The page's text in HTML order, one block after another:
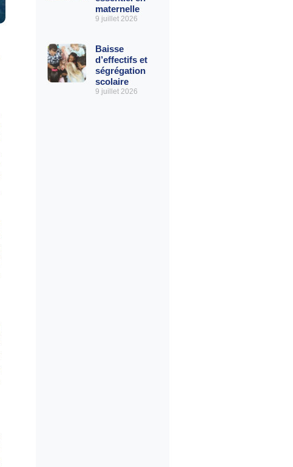
maternelle
9 juillet 2026
Baisse
d’effectifs et
ségrégation
scolaire
9 juillet 2026